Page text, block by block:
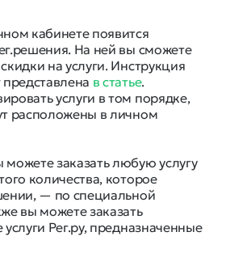
кабинете появится
На ней вы сможете
на услуги. Инструкция
в статье.
услуги в том порядке,
расположены в личном
заказать любую услугу
количества, которое
— по специальной
вы можете заказать
Рег.ру, предназначенные